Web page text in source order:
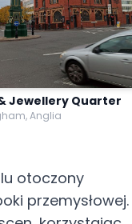
Jewellery Quarter
Anglia
otoczony
przemysłowej.